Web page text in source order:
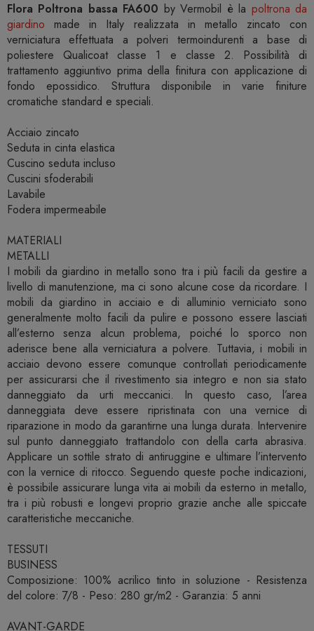
Flora Poltrona bassa FA600 by Vermobil è la poltrona da
giardino made in Italy realizzata in metallo zincato con
verniciatura effettuata a polveri termoindurenti a base di
poliestere Qualicoat classe 1 e classe 2. Possibilità di
trattamento aggiuntivo prima della finitura con applicazione di
fondo epossidico. Struttura disponibile in varie finiture
cromatiche standard e speciali.
Acciaio zincato
Seduta in cinta elastica
Cuscino seduta incluso
Cuscini sfoderabili
Lavabile
Fodera impermeabile
MATERIALI
METALLI
I mobili da giardino in metallo sono tra i più facili da gestire a
livello di manutenzione, ma ci sono alcune cose da ricordare. I
mobili da giardino in acciaio e di alluminio verniciato sono
generalmente molto facili da pulire e possono essere lasciati
all’esterno senza alcun problema, poiché lo sporco non
aderisce bene alla verniciatura a polvere. Tuttavia, i mobili in
acciaio devono essere comunque controllati periodicamente
per assicurarsi che il rivestimento sia integro e non sia stato
danneggiato da urti meccanici. In questo caso, l’area
danneggiata deve essere ripristinata con una vernice di
riparazione in modo da garantirne una lunga durata. Intervenire
sul punto danneggiato trattandolo con della carta abrasiva.
Applicare un sottile strato di antiruggine e ultimare l’intervento
con la vernice di ritocco. Seguendo queste poche indicazioni,
è possibile assicurare lunga vita ai mobili da esterno in metallo,
tra i più robusti e longevi proprio grazie anche alle spiccate
caratteristiche meccaniche.
TESSUTI
BUSINESS
Composizione: 100% acrilico tinto in soluzione - Resistenza
del colore: 7/8 - Peso: 280 gr/m2 - Garanzia: 5 anni
AVANT-GARDE